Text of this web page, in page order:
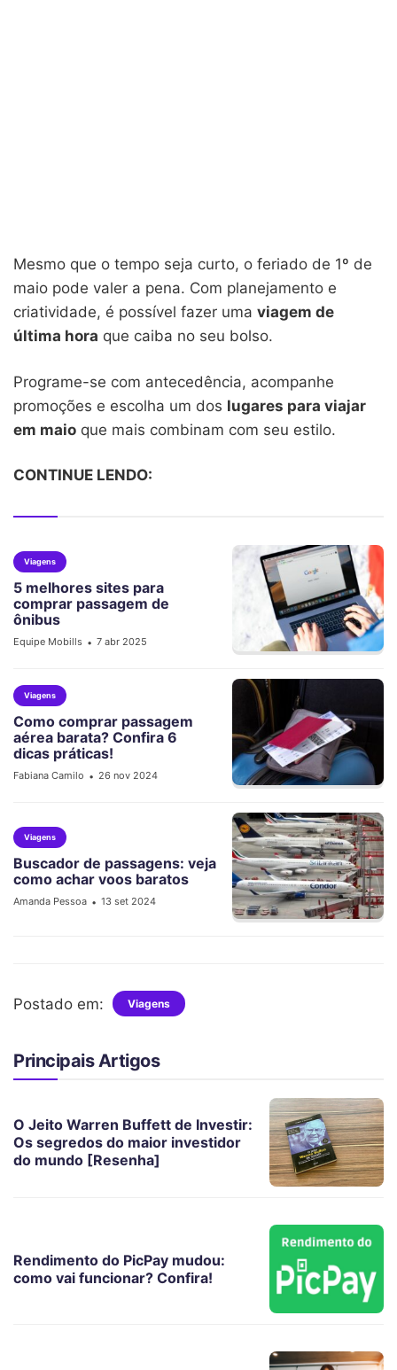
Mesmo que o tempo seja curto, o feriado de 1º de
maio pode valer a pena. Com planejamento e
criatividade, é possível fazer uma viagem de
última hora que caiba no seu bolso.
Programe-se com antecedência, acompanhe
promoções e escolha um dos lugares para viajar
em maio que mais combinam com seu estilo.
CONTINUE LENDO:
Viagens
5 melhores sites para
comprar passagem de
ônibus
Equipe Mobills • 7 abr 2025
Viagens
Como comprar passagem
aérea barata? Confira 6
dicas práticas!
Fabiana Camilo • 26 nov 2024
Viagens
Buscador de passagens: veja
como achar voos baratos
Amanda Pessoa • 13 set 2024
Postado em: Viagens
Principais Artigos
O Jeito Warren Buffett de Investir:
Os segredos do maior investidor
do mundo [Resenha]
Rendimento do PicPay mudou:
como vai funcionar? Confira!